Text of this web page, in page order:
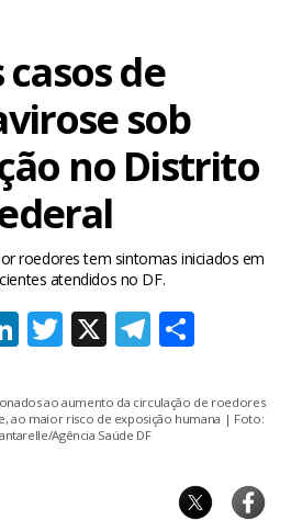
casos de
sob
no Distrito
roedores tem sintomas iniciados em
atendidos no DF.
LinkedIn
Twitter
X
ao aumento da circulação de roedores
ao maior risco de exposição humana | Foto:
Agência Saúde DF